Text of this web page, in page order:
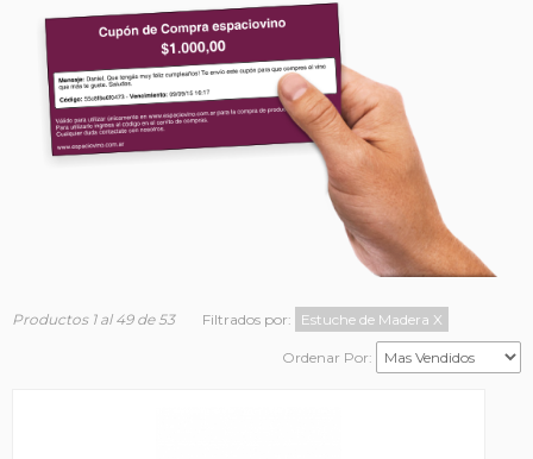
Productos 1 al 49 de 53 Filtrados por: Estuche de Madera X
Ordenar Por: